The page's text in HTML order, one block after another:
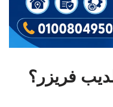
فريزر؟